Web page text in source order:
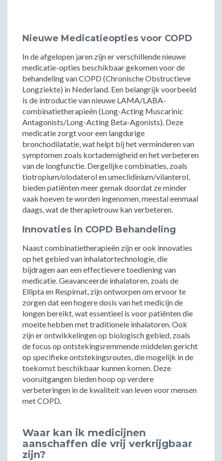
Nieuwe Medicatieopties voor COPD
In de afgelopen jaren zijn er verschillende nieuwe
medicatie-opties beschikbaar gekomen voor de
behandeling van COPD (Chronische Obstructieve
Longziekte) in Nederland. Een belangrijk voorbeeld
is de introductie van nieuwe LAMA/LABA-
combinatietherapieën (Long-Acting Muscarinic
Antagonists/Long-Acting Beta-Agonists). Deze
medicatie zorgt voor een langdurige
bronchodilatatie, wat helpt bij het verminderen van
symptomen zoals kortademigheid en het verbeteren
van de longfunctie. Dergelijke combinaties, zoals
tiotropium/olodaterol en umeclidinium/vilanterol,
bieden patiënten meer gemak doordat ze minder
vaak hoeven te worden ingenomen, meestal eenmaal
daags, wat de therapietrouw kan verbeteren.
Innovaties in COPD Behandeling
Naast combinatietherapieën zijn er ook innovaties
op het gebied van inhalatortechnologie, die
bijdragen aan een effectievere toediening van
medicatie. Geavanceerde inhalatoren, zoals de
Ellipta en Respimat, zijn ontworpen om ervoor te
zorgen dat een hogere dosis van het medicijn de
longen bereikt, wat essentieel is voor patiënten die
moeite hebben met traditionele inhalatoren. Ook
zijn er ontwikkelingen op biologisch gebied, zoals
de focus op ontstekingsremmende middelen gericht
op specifieke ontstekingsroutes, die mogelijk in de
toekomst beschikbaar kunnen komen. Deze
vooruitgangen bieden hoop op verdere
verbeteringen in de kwaliteit van leven voor mensen
met COPD.
Waar kan ik medicijnen
aanschaffen die vrij verkrijgbaar
zijn?